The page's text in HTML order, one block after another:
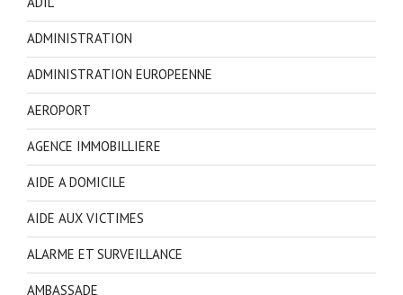
ADMINISTRATION
ADMINISTRATION EUROPEENNE
AEROPORT
AGENCE IMMOBILLIERE
AIDE A DOMICILE
AIDE AUX VICTIMES
ALARME ET SURVEILLANCE
AMBASSADE